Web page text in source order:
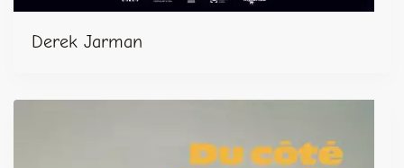
Derek Jarman